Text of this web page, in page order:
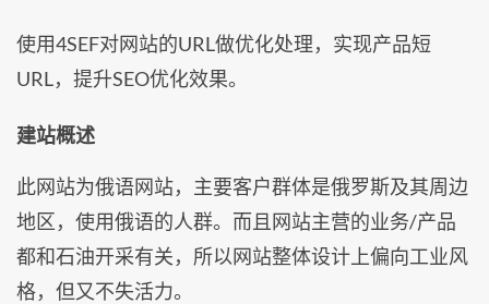
使用4SEF对网站的URL做优化处理，实现产品短
URL，提升SEO优化效果。
建站概述
此网站为俄语网站，主要客户群体是俄罗斯及其周边
地区，使用俄语的人群。而且网站主营的业务/产品
都和石油开采有关，所以网站整体设计上偏向工业风
格，但又不失活力。